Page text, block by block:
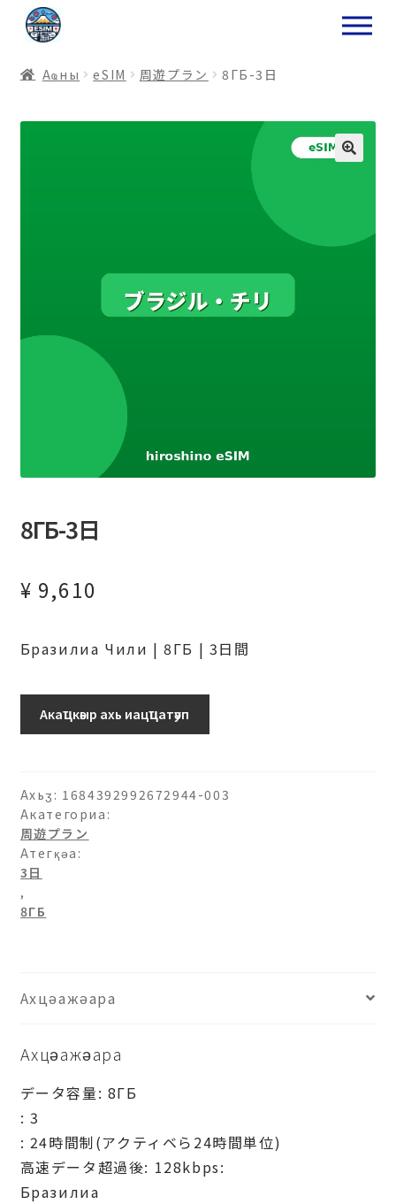
ナ
ビ
ー
ョ
コ
ン
ン
ス
Аҩны еSIM 周遊プラン 8ГБ-3日
8ГБ-3日
¥ 9,610
Бразилиа Чили | 8ГБ | 3日間
チ
リ-8ГБ-3
日
ахыԥхьаӡара
Акаҵкәыр ахь иацҵатәуп
Ахьӡ: 1684392992672944-003
Акатегориа:
周遊プラン
Атегқәа:
3日
,
8ГБ
Ахцәажәара
Ахцәажәара
データ容量: 8ГБ
: 3
: 24時間制(アクティベら24時間単位)
高速データ超過後: 128kbps:
Бразилиа